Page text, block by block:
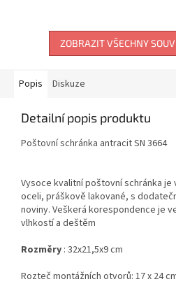
ZOBRAZIT VŠECHNY
Popis Diskuze
Detailní popis produktu
Poštovní schránka antracit SN 3664
Vysoce kvalitní poštovní schránka
oceli, práškově lakované, s
noviny. Veškerá korespondence je
vlhkostí a deštěm
Rozměry : 32x21,5x9 cm
Rozteč montážních otvorů: 17 x 24